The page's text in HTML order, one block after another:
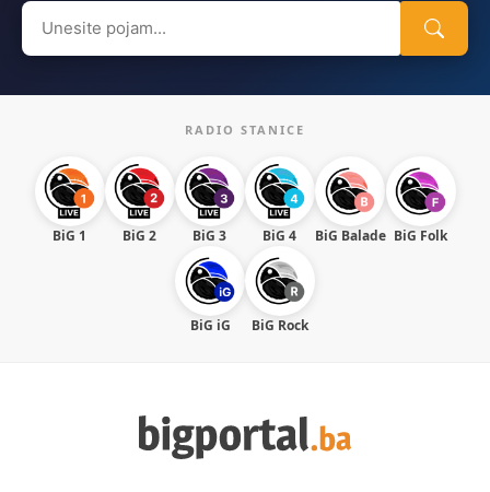
Search
for:
RADIO STANICE
BiG 1 BiG 2 BiG 3 BiG 4 BiG Balade BiG Folk
BiG iG BiG Rock